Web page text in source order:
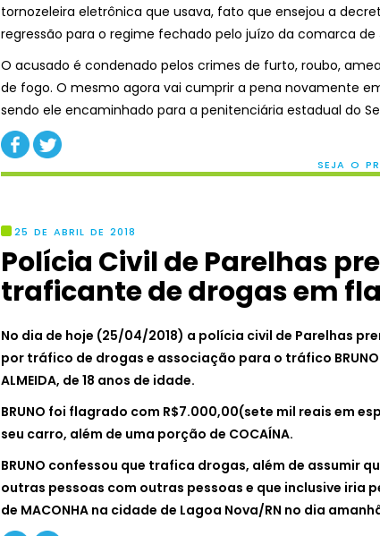
tornozeleira eletrônica que usava, fato que ensejou a
regressão para o regime fechado pelo juízo da comarca de
O acusado é condenado pelos crimes de furto, roubo,
de fogo. O mesmo agora vai cumprir a pena novamente
sendo ele encaminhado para a penitenciária estadual do
SEJA O
25 DE ABRIL DE 2018
Polícia Civil de Parelhas
traficante de drogas em
No dia de hoje (25/04/2018) a polícia civil de Parelhas
por tráfico de drogas e associação para o tráfico BRUNO
ALMEIDA, de 18 anos de idade.
BRUNO foi flagrado com R$7.000,00(sete mil reais em
seu carro, além de uma porção de COCAÍNA.
BRUNO confessou que trafica drogas, além de assumir
outras pessoas com outras pessoas e que inclusive iria
de MACONHA na cidade de Lagoa Nova/RN no dia